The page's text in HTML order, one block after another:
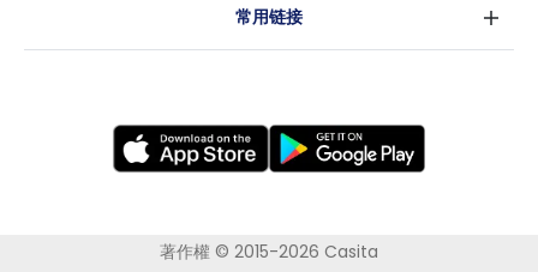
利兹
考文垂
莱斯特
纽卡斯尔
阿德莱德
常用链接
著作權 © 2015-2026 Casita